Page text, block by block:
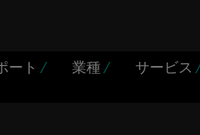
ート / 業種 / サービス